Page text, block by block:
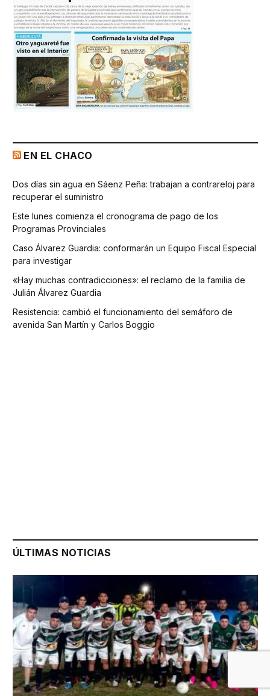
EN EL CHACO
Dos días sin agua en Sáenz Peña: trabajan a contrareloj para
recuperar el suministro
Este lunes comienza el cronograma de pago de los
Programas Provinciales
Caso Álvarez Guardia: conformarán un Equipo Fiscal Especial
para investigar
«Hay muchas contradicciones»: el reclamo de la familia de
Julián Álvarez Guardia
Resistencia: cambió el funcionamiento del semáforo de
avenida San Martín y Carlos Boggio
ÚLTIMAS NOTICIAS